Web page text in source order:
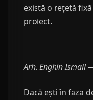
există o rețetă
proiect.
Arh. Enghin Ismail
Dacă ești în faza